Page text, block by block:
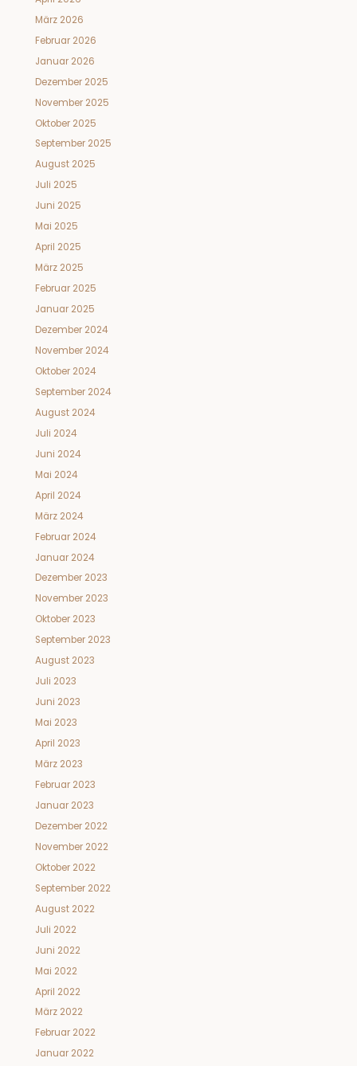
März 2026
Februar 2026
Januar 2026
Dezember 2025
November 2025
Oktober 2025
September 2025
August 2025
Juli 2025
Juni 2025
Mai 2025
April 2025
März 2025
Februar 2025
Januar 2025
Dezember 2024
November 2024
Oktober 2024
September 2024
August 2024
Juli 2024
Juni 2024
Mai 2024
April 2024
März 2024
Februar 2024
Januar 2024
Dezember 2023
November 2023
Oktober 2023
September 2023
August 2023
Juli 2023
Juni 2023
Mai 2023
April 2023
März 2023
Februar 2023
Januar 2023
Dezember 2022
November 2022
Oktober 2022
September 2022
August 2022
Juli 2022
Juni 2022
Mai 2022
April 2022
März 2022
Februar 2022
Januar 2022